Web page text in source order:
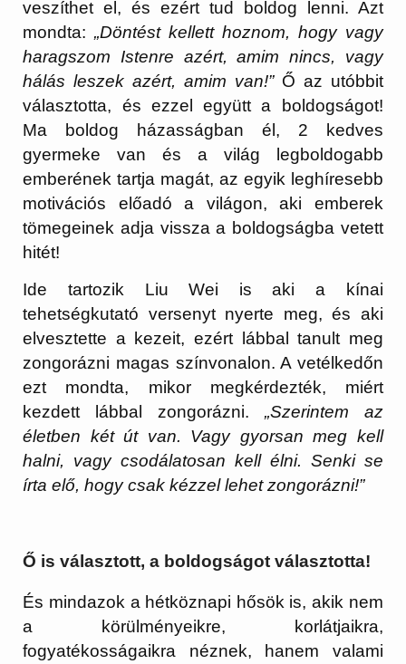
veszíthet el, és ezért tud boldog lenni. Azt
mondta:„Döntést kellett hoznom, hogy vagy
haragszom Istenre azért, amim nincs, vagy
hálás leszek azért, amim van!” Ő az utóbbit
választotta, és ezzel együtt a boldogságot!
Ma boldog házasságban él, 2 kedves
gyermeke van és a világ legboldogabb
emberének tartja magát, az egyik leghíresebb
motivációs előadó a világon, aki emberek
tömegeinek adja vissza a boldogságba vetett
hitét!
Ide tartozik Liu Wei is aki a kínai
tehetségkutató versenyt nyerte meg, és aki
elvesztette a kezeit, ezért lábbal tanult meg
zongorázni magas színvonalon. A vetélkedőn
ezt mondta, mikor megkérdezték, miért
kezdett lábbal zongorázni. „Szerintem az
életben két út van. Vagy gyorsan meg kell
halni, vagy csodálatosan kell élni. Senki se
írta elő, hogy csak kézzel lehet zongorázni!”
Ő is választott, a boldogságot választotta!
És mindazok a hétköznapi hősök is, akik nem
a körülményeikre, korlátjaikra,
fogyatékosságaikra néznek, hanem valami